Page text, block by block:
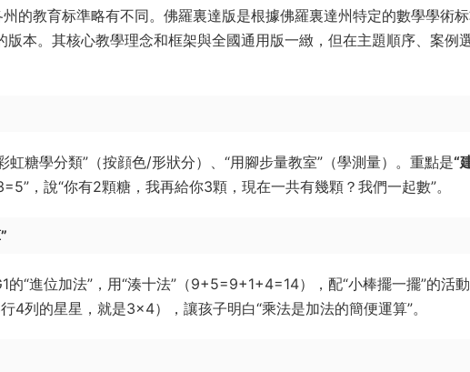
州的教育标準略有不同。佛羅裏達版是根據佛羅裏達州特定的數學學術
版本。其核心教學理念和框架與全國通用版一緻，但在主題順序、案例
虹糖學分類”（按顔色/形狀分）、“用腳步量教室”（學測量）。重點是“
，說“你有2顆糖，我再給你3顆，現在一共有幾顆？我們一起數”。
的“進位加法”，用“湊十法”（9+5=9+1+4=14），配“小棒擺一擺”的活動
4列的星星，就是3×4），讓孩子明白“乘法是加法的簡便運算”。